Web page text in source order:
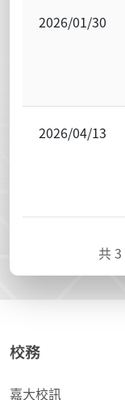
2026/01/30
2026/04/13
共3
校務
嘉大校訊